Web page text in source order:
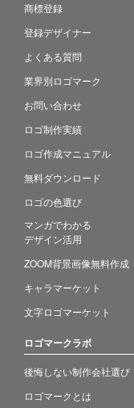
商標登録
登録デザイナー
よくある質問
業界別ロゴマーク
お問い合わせ
ロゴ制作実績
ロゴ作成マニュアル
無料ダウンロード
ロゴの色選び
マンガでわかる
デザイン活用
ZOOM背景画像無料作成
キャラマーケット
文字ロゴマーケット
ロゴマークラボ
後悔しない制作会社選び
ロゴマークとは